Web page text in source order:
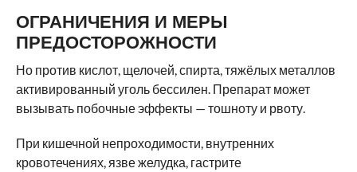
ОГРАНИЧЕНИЯ И МЕРЫ
ПРЕДОСТОРОЖНОСТИ
Но против кислот, щелочей, спирта, тяжёлых металлов
активированный уголь бессилен. Препарат может
вызывать побочные эффекты — тошноту и рвоту.
При кишечной непроходимости, внутренних
кровотечениях, язве желудка, гастрите